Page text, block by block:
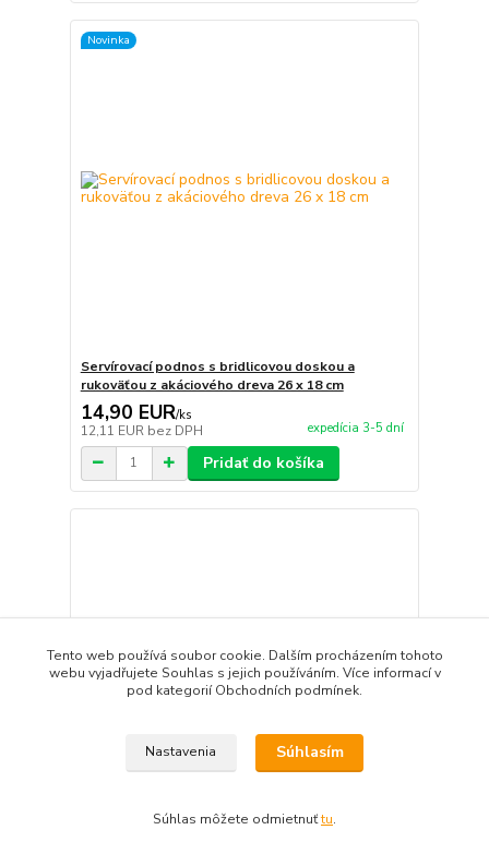
Novinka
Servírovací podnos s bridlicovou doskou a
rukoväťou z akáciového dreva 26 x 18 cm
14,90 EUR/ks
12,11 EUR bez DPH expedícia 3-5 dní
Pridať do košíka
Tento web používá soubor cookie. Dalším procházením tohoto
webu vyjadřujete Souhlas s jejich používáním. Více informací v
pod kategorií Obchodních podmínek.
Nastavenia Súhlasím
Súhlas môžete odmietnuťtu.